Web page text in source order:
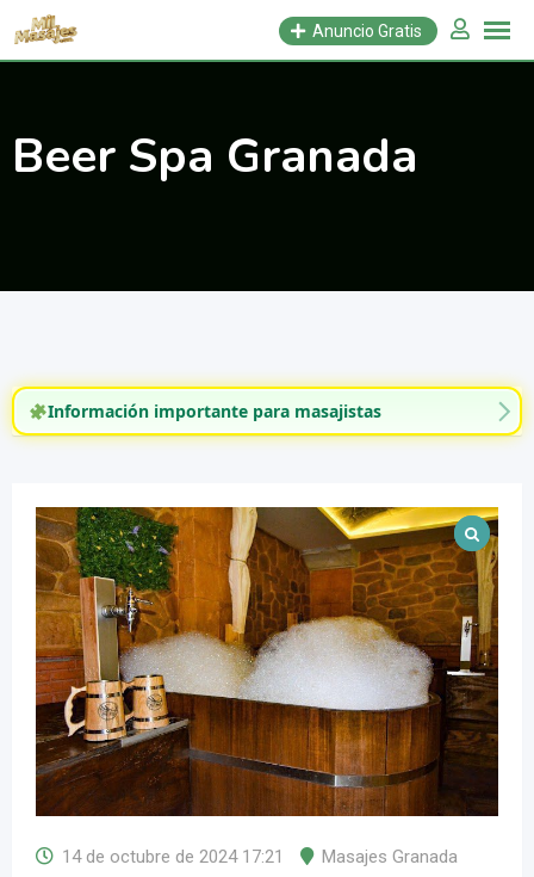
Saltar
Anuncio Gratis
Beer Spa Granada
Información importante para masajistas
14 de octubre de 2024 17:21
Masajes Granada